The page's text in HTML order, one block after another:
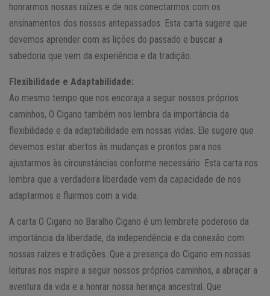
honrarmos nossas raízes e de nos conectarmos com os
ensinamentos dos nossos antepassados. Esta carta sugere que
devemos aprender com as lições do passado e buscar a
sabedoria que vem da experiência e da tradição.
Flexibilidade e Adaptabilidade:
Ao mesmo tempo que nos encoraja a seguir nossos próprios
caminhos, O Cigano também nos lembra da importância da
flexibilidade e da adaptabilidade em nossas vidas. Ele sugere que
devemos estar abertos às mudanças e prontos para nos
ajustarmos às circunstâncias conforme necessário. Esta carta nos
lembra que a verdadeira liberdade vem da capacidade de nos
adaptarmos e fluirmos com a vida.
A carta O Cigano no Baralho Cigano é um lembrete poderoso da
importância da liberdade, da independência e da conexão com
nossas raízes e tradições. Que a presença do Cigano em nossas
leituras nos inspire a seguir nossos próprios caminhos, a abraçar a
aventura da vida e a honrar nossa herança ancestral. Que